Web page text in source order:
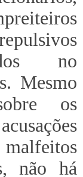
no
Mesmo
os
não há